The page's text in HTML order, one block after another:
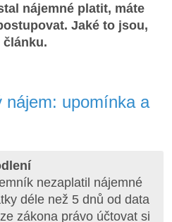
nájemné platit, máte
Jaké to jsou,
článku.
nájem: upomínka a
nezaplatil nájemné
déle než 5 dnů od data
zákona právo účtovat si